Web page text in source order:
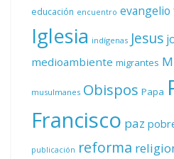
educación encuentro evangelio
Iglesia indígenas Jesus
medioambiente migrantes
musulmanes Obispos Papa
Francisco paz
publicación reforma